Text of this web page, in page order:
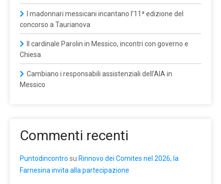
I madonnari messicani incantano l’11ª edizione del
concorso a Taurianova
Il cardinale Parolin in Messico, incontri con governo e
Chiesa
Cambiano i responsabili assistenziali dell’AIA in
Messico
Commenti recenti
Puntodincontro su Rinnovo dei Comites nel 2026, la
Farnesina invita alla partecipazione